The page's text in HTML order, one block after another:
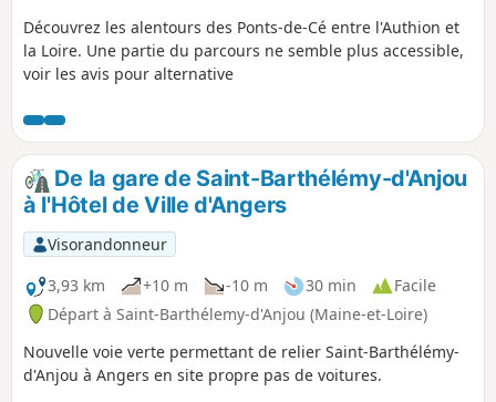
Découvrez les alentours des Ponts-de-Cé entre l'Authion et
la Loire. Une partie du parcours ne semble plus accessible,
voir les avis pour alternative
De la gare de Saint-Barthélémy-d'Anjou
à l'Hôtel de Ville d'Angers
Visorandonneur
3,93 km
+10 m -10 m 30 min
Facile
Départ à Saint-Barthélemy-d'Anjou (Maine-et-Loire)
Nouvelle voie verte permettant de relier Saint-Barthélémy-
d'Anjou à Angers en site propre pas de voitures.